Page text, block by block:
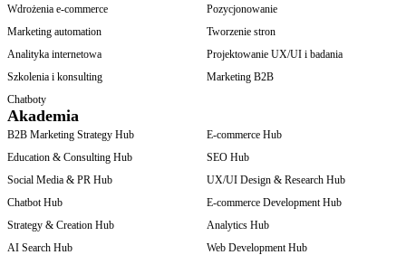
Wdrożenia e-commerce
Pozycjonowanie
Marketing automation
Tworzenie stron
Analityka internetowa
Projektowanie UX/UI i badania
Szkolenia i konsulting
Marketing B2B
Chatboty
Akademia
B2B Marketing Strategy Hub
E-commerce Hub
Education & Consulting Hub
SEO Hub
Social Media & PR Hub
UX/UI Design & Research Hub
Chatbot Hub
E-commerce Development Hub
Strategy & Creation Hub
Analytics Hub
AI Search Hub
Web Development Hub